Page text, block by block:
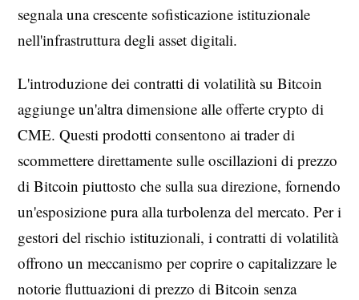
segnala una crescente sofisticazione istituzionale
nell'infrastruttura degli asset digitali.
L'introduzione dei contratti di volatilità su Bitcoin
aggiunge un'altra dimensione alle offerte crypto di
CME. Questi prodotti consentono ai trader di
scommettere direttamente sulle oscillazioni di prezzo
di Bitcoin piuttosto che sulla sua direzione, fornendo
un'esposizione pura alla turbolenza del mercato. Per i
gestori del rischio istituzionali, i contratti di volatilità
offrono un meccanismo per coprire o capitalizzare le
notorie fluttuazioni di prezzo di Bitcoin senza